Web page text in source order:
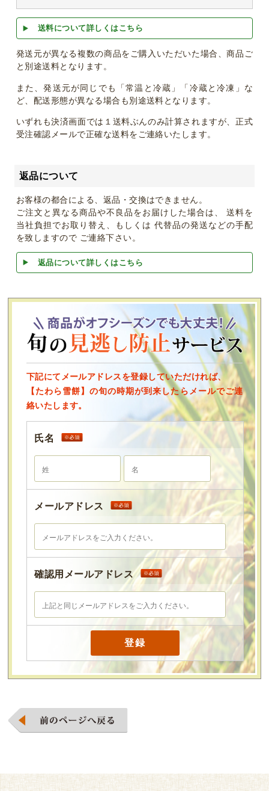
送料について詳しくはこちら
発送元が異なる複数の商品をご購入いただいた場合、商品ご
と別途送料となります。
また、発送元が同じでも「常温と冷蔵」「冷蔵と冷凍」な
ど、配送形態が異なる場合も別途送料となります。
いずれも決済画面では１送料ぶんのみ計算されますが、正式
受注確認メールで正確な送料をご連絡いたします。
返品について
お客様の都合による、返品・交換はできません。
ご注文と異なる商品や不良品をお届けした場合は、 送料を
当社負担でお取り替え、もしくは 代替品の発送などの手配
を致しますので ご連絡下さい。
返品について詳しくはこちら
下記にてメールアドレスを登録していただければ、
【たわら雪餅】の旬の時期が到来したらメールでご連
絡いたします。
氏名
メールアドレス
確認用メールアドレス